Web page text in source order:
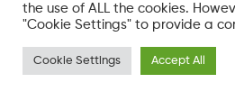
Designed by
the use of ALL the cookies.
"Cookie Settings" to provide a
Cookie Settings Accept All